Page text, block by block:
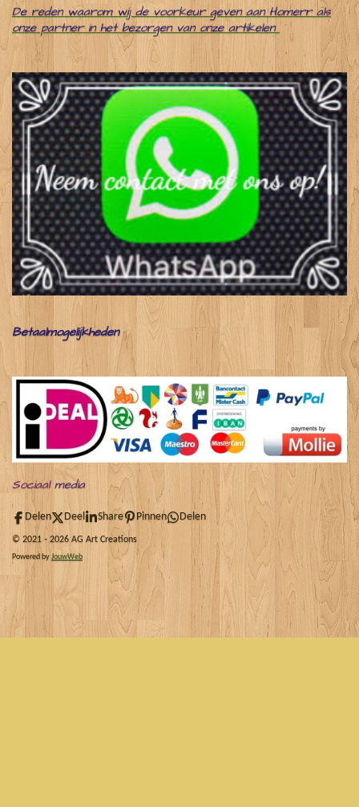
De reden waarom wij de voorkeur geven aan Homerr als
onze partner in het bezorgen van onze artikelen
Betaalmogelijkheden
Sociaalmedia
Delen Deel Share Pinnen Delen
© 2021 - 2026 AG Art Creations
Powered byJouwWeb